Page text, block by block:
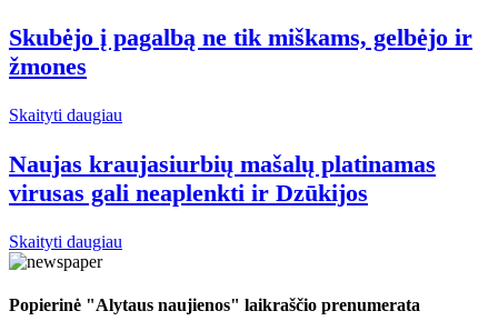
Skubėjo į pagalbą ne tik miškams, gelbėjo ir
žmones
Skaityti daugiau
Naujas kraujasiurbių mašalų platinamas
virusas gali neaplenkti ir Dzūkijos
Skaityti daugiau
Popierinė "Alytaus naujienos" laikraščio prenumerata